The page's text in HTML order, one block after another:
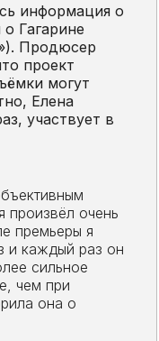
информация о
Гагарине
Продюсер
проект
могут
Елена
участвует в
произвёл очень
премьеры я
и каждый раз он
сильное
чем при
она о